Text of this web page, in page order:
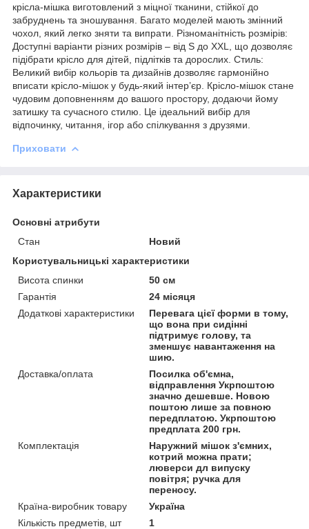
крісла-мішка виготовлений з міцної тканини, стійкої до
забруднень та зношування. Багато моделей мають змінний
чохол, який легко зняти та випрати. Різноманітність розмірів:
Доступні варіанти різних розмірів – від S до XXL, що дозволяє
підібрати крісло для дітей, підлітків та дорослих. Стиль:
Великий вибір кольорів та дизайнів дозволяє гармонійно
вписати крісло-мішок у будь-який інтер’єр. Крісло-мішок стане
чудовим доповненням до вашого простору, додаючи йому
затишку та сучасного стилю. Це ідеальний вибір для
відпочинку, читання, ігор або спілкування з друзями.
Приховати
Характеристики
Основні атрибути
Стан
Новий
Користувальницькі характеристики
Висота спинки
50 см
Гарантія
24 місяця
Додаткові характеристики
Перевага цієї форми в тому,
що вона при сидінні
підтримує голову, та
зменшує навантаження на
шию.
Доставка/оплата
Посилка об'ємна,
відправлення Укрпоштою
значно дешевше. Новою
поштою лише за повною
передплатою. Укрпоштою
предплата 200 грн.
Комплектація
Наружний мішок з'ємних,
котрий можна прати;
люверси дл випуску
повітря; ручка для
переносу.
Країна-виробник товару
Україна
Кількість предметів, шт
1